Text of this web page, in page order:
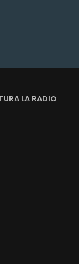
LA RADIO